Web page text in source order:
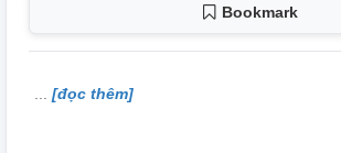
Bookmark
[đọc thêm]